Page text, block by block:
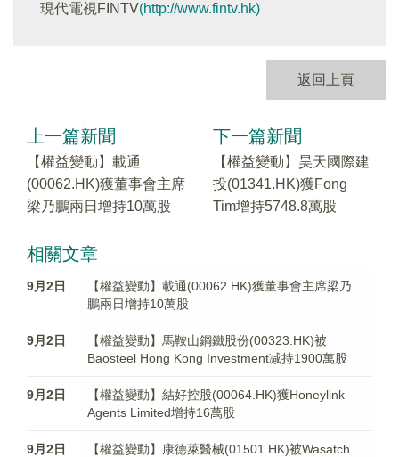
現代電視FINTV(http://www.fintv.hk)
返回上頁
上一篇新聞
【權益變動】載通
(00062.HK)獲董事會主席
梁乃鵬兩日增持10萬股
下一篇新聞
【權益變動】昊天國際建
投(01341.HK)獲Fong
Tim增持5748.8萬股
相關文章
9月2日
【權益變動】載通(00062.HK)獲董事會主席梁乃
鵬兩日增持10萬股
9月2日
【權益變動】馬鞍山鋼鐵股份(00323.HK)被
Baosteel Hong Kong Investment减持1900萬股
9月2日
【權益變動】結好控股(00064.HK)獲Honeylink
Agents Limited增持16萬股
9月2日
【權益變動】康德萊醫械(01501.HK)被Wasatch